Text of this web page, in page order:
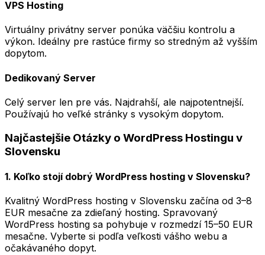
VPS Hosting
Virtuálny privátny server ponúka väčšiu kontrolu a
výkon. Ideálny pre rastúce firmy so stredným až vyšším
dopytom.
Dedikovaný Server
Celý server len pre vás. Najdrahší, ale najpotentnejší.
Používajú ho veľké stránky s vysokým dopytom.
Najčastejšie Otázky o WordPress Hostingu v
Slovensku
1. Koľko stojí dobrý WordPress hosting v Slovensku?
Kvalitný WordPress hosting v Slovensku začína od 3–8
EUR mesačne za zdieľaný hosting. Spravovaný
WordPress hosting sa pohybuje v rozmedzí 15–50 EUR
mesačne. Vyberte si podľa veľkosti vášho webu a
očakávaného dopyt.